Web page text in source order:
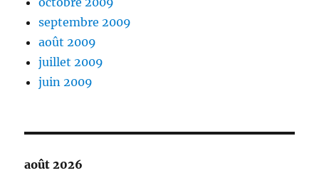
septembre 2009
août 2009
juillet 2009
juin 2009
août 2026